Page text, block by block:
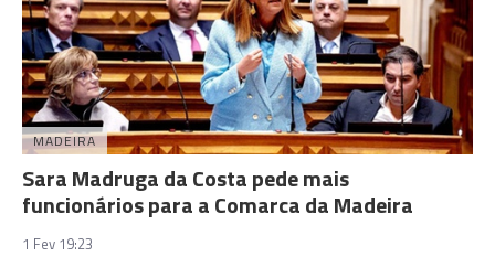
MADEIRA
Sara Madruga da Costa pede mais
funcionários para a Comarca da Madeira
1 Fev 19:23